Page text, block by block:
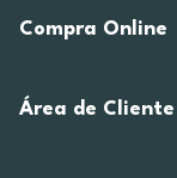
Compra Online
Área de Cliente